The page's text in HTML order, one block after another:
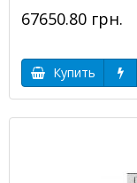
67650.80 грн.
Купить